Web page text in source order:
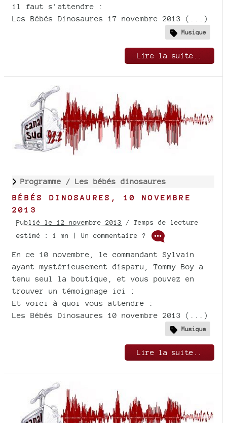
il faut s’attendre :
Les Bébés Dinosaures 17 novembre 2013 (...)
Musique
Lire la suite..
Programme / Les bébés dinosaures
BÉBÉS DINOSAURES, 10 NOVEMBRE
2013
Publié le 12 novembre 2013 / Temps de lecture
estimé : 1 mn | Un commentaire ?
En ce 10 novembre, le commandant Sylvain
ayant mystérieusement disparu, Tommy Boy a
tenu seul la boutique, et vous pouvez en
trouver un témoignage ici :
Et voici à quoi vous attendre :
Les Bébés Dinosaures 10 novembre 2013 (...)
Musique
Lire la suite..